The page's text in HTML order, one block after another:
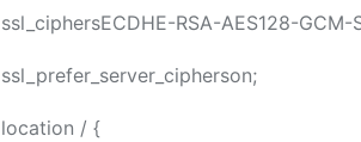
ssl_ciphersECDHE-RSA-AES128-
ssl_prefer_server_cipherson;
location / {